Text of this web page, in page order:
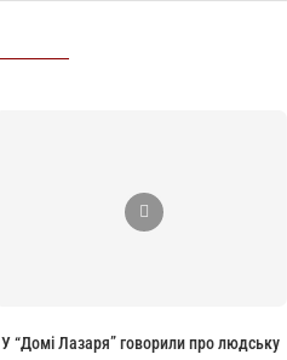
У “Домі Лазаря” говорили про людську